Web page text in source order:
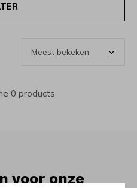
0 products
voor onze